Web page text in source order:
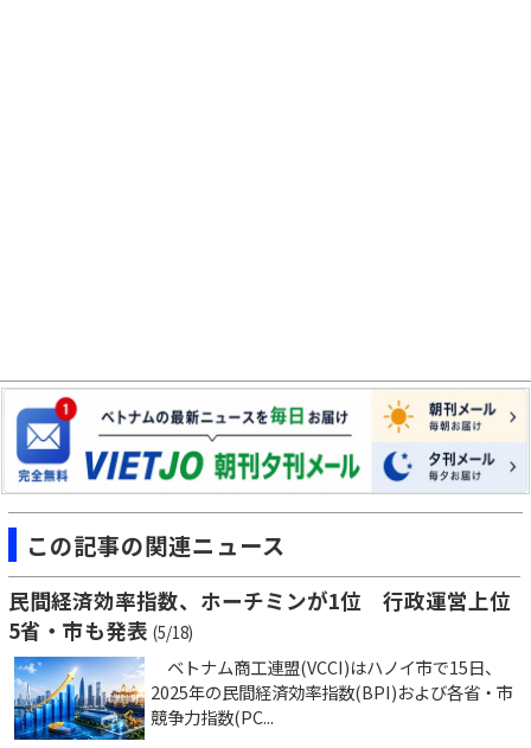
この記事の関連ニュース
民間経済効率指数、ホーチミンが1位 行政運営上位
5省・市も発表 (5/18)
ベトナム商工連盟(VCCI)はハノイ市で15日、
2025年の民間経済効率指数(BPI)および各省・市
競争力指数(PC...